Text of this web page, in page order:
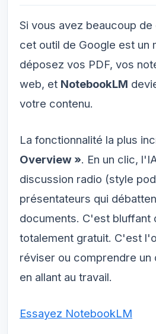
Si vous avez beaucoup
cet outil de Google est un
déposez vos PDF, vos
web, et NotebookLM
votre contenu.
La fonctionnalité la plus
Overview ». En un clic,
discussion radio (style
présentateurs qui
documents. C'est bluffant
totalement gratuit. C'est
réviser ou comprendre
en allant au travail.
Essayez NotebookLM